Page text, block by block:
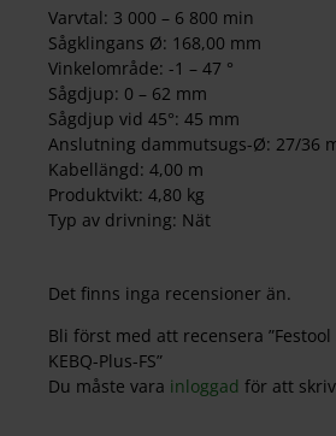
Varvtal: 3 000 – 6 800 min
Sågklingans Ø: 168,00 mm
Vinkelområde: -1 – 47 °
Sågdjup: 0 – 62 mm
Sågdjup vid 45°: 45 mm
Anslutning dammutsugs-Ø: 27/36
Kabellängd: 4,00 m
Produktvikt: 4,80 kg
Typ av drivning: Nät
Det finns inga recensioner än.
Bli först med att recensera ”Festool
KEBQ-Plus-FS”
Du måste vara inloggad för att